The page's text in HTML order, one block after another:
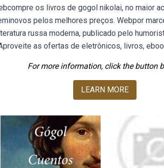
os livros de gogol nikolai, no maior
pelos melhores preços. Webpor
russa moderna, publicado pelo
as ofertas de eletrônicos, livros,
For more information, click the button
LEARN MORE